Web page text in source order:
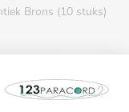
Brons (10 stuks)